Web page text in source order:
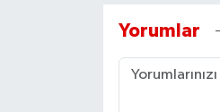
Yorumlar